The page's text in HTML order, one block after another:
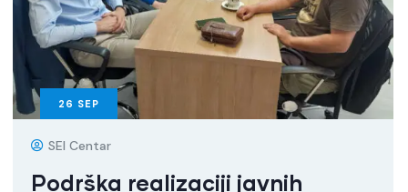
26 SEP
SEI Centar
Podrška realizaciji javnih